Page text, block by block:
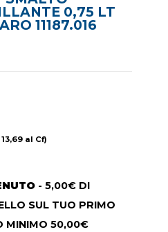
0,75 LT
11187.016
al Cf)
- 5,00€ DI
SUL TUO PRIMO
MINIMO 50,00€